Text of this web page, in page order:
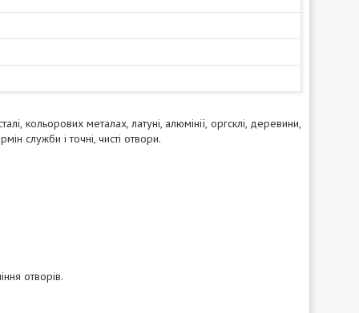
кольорових металах, латуні, алюмінії, оргсклі, деревини,
служби і точні, чисті отвори.
отворів.